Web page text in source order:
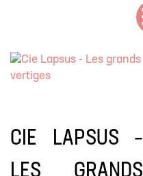
CIE LAPSUS –